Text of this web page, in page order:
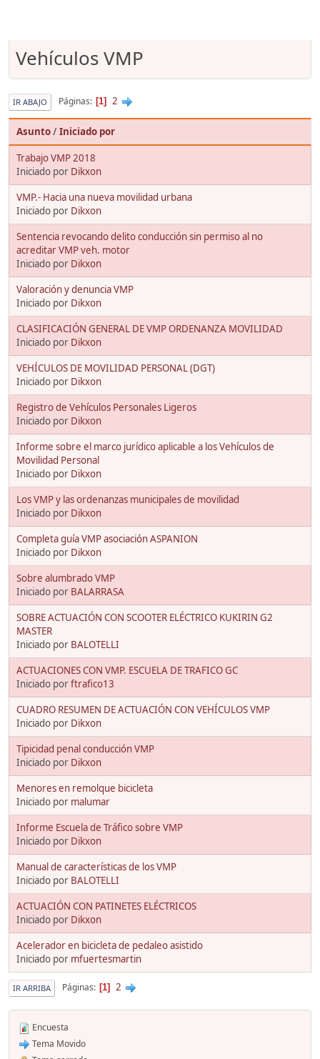
Vehículos VMP
IR ABAJO Páginas 1 2
Asunto/Iniciado por
Trabajo VMP 2018
Iniciado por Dikxon
VMP.- Hacia una nueva movilidad urbana
Iniciado por Dikxon
Sentencia revocando delito conducción sin permiso al no
acreditar VMP veh. motor
Iniciado por Dikxon
Valoración y denuncia VMP
Iniciado por Dikxon
CLASIFICACIÓN GENERAL DE VMP ORDENANZA MOVILIDAD
Iniciado por Dikxon
VEHÍCULOS DE MOVILIDAD PERSONAL (DGT)
Iniciado por Dikxon
Registro de Vehículos Personales Ligeros
Iniciado por Dikxon
Informe sobre el marco jurídico aplicable a los Vehículos de
Movilidad Personal
Iniciado por Dikxon
Los VMP y las ordenanzas municipales de movilidad
Iniciado por Dikxon
Completa guía VMP asociación ASPANION
Iniciado por Dikxon
Sobre alumbrado VMP
Iniciado por BALARRASA
SOBRE ACTUACIÓN CON SCOOTER ELÉCTRICO KUKIRIN G2
MASTER
Iniciado por BALOTELLI
ACTUACIONES CON VMP. ESCUELA DE TRAFICO GC
Iniciado porftrafico13
CUADRO RESUMEN DE ACTUACIÓN CON VEHÍCULOS VMP
Iniciado por Dikxon
Tipicidad penal conducción VMP
Iniciado por Dikxon
Menores en remolque bicicleta
Iniciado por malumar
Informe Escuela de Tráfico sobre VMP
Iniciado por Dikxon
Manual de características de los VMP
Iniciado por BALOTELLI
ACTUACIÓN CON PATINETES ELÉCTRICOS
Iniciado por Dikxon
Acelerador en bicicleta de pedaleo asistido
Iniciado por mfuertesmartin
IR ARRIBA Páginas 1 2
Encuesta
Tema Movido